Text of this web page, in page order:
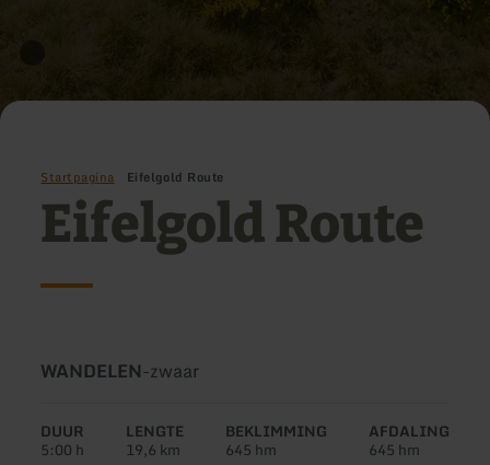
Startpagina Eifelgold Route
Eifelgold Route
Soort
WANDELEN-Moeilijkheidsgraad:
zwaar
DUUR
5:00 h
LENGTE
19,6 km
BEKLIMMING
645 hm
AFDALING
645 hm